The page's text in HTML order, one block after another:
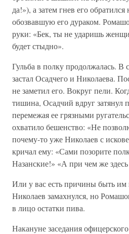
да!»), а затем гнев его
обозвавшую его дураком.
руки: «Бек, ты не уда­ришь
будет стыдно».
Гульба в полку продолжалась. В
застал Осадчего и Николаева.
не заметил его. Вокруг пели.
тишина, Осадчий вдруг затянул
перемежая ее грязными
охватило бешенство: «Не
почему-то уже Николаев с
кричал ему: «Сами позори­те
Назанские!» «А при чем же
Или у вас есть причины быть им
Николаев замахнул­ся, но
в лицо остатки пива.
Накануне заседания